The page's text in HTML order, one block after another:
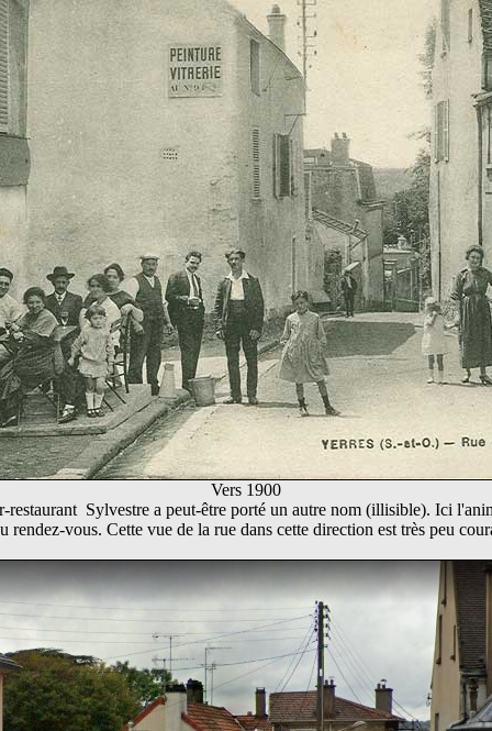
Vers 1900
restaurant Sylvestre a peut-être porté un autre nom (illisible). Ici
rendez-vous. Cette vue de la rue dans cette direction est très peu